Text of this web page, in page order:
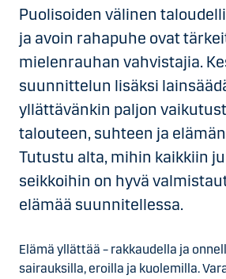
Puolisoiden välinen
ja avoin rahapuhe ovat
mielenrauhan vahvistajia.
suunnittelun lisäksi
yllättävänkin paljon
talouteen, suhteen ja
Tutustu alta, mihin kaikkiin
seikkoihin on hyvä
elämää suunnitellessa.
Elämä yllättää – rakkaudella ja
sairauksilla, eroilla ja kuolemilla.